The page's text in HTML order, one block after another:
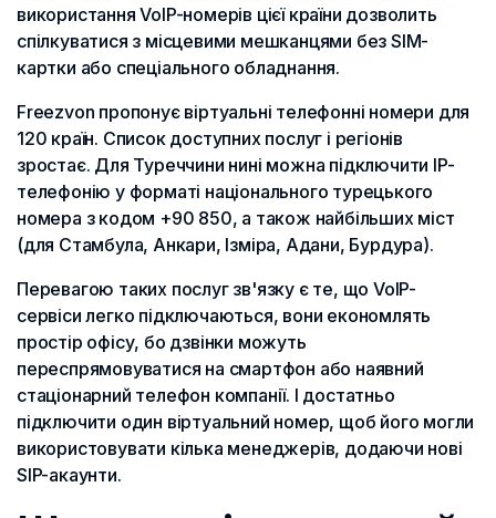
використання VoIP-номерів цієї країни дозволить
спілкуватися з місцевими мешканцями без SIM-
картки або спеціального обладнання.
Freezvon пропонує віртуальні телефонні номери для
120 країн. Список доступних послуг і регіонів
зростає. Для Туреччини нині можна підключити IP-
телефонію у форматі національного турецького
номера з кодом +90 850, а також найбільших міст
(для Стамбула, Анкари, Ізміра, Адани, Бурдура).
Перевагою таких послуг зв'язку є те, що VoIP-
сервіси легко підключаються, вони економлять
простір офісу, бо дзвінки можуть
переспрямовуватися на смартфон або наявний
стаціонарний телефон компанії. І достатньо
підключити один віртуальний номер, щоб його могли
використовувати кілька менеджерів, додаючи нові
SIP-акаунти.